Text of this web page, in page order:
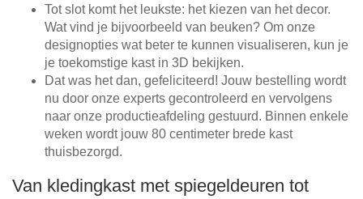
Tot slot komt het leukste: het kiezen van het decor.
Wat vind je bijvoorbeeld van beuken? Om onze
designopties wat beter te kunnen visualiseren, kun je
je toekomstige kast in 3D bekijken.
Dat was het dan, gefeliciteerd! Jouw bestelling wordt
nu door onze experts gecontroleerd en vervolgens
naar onze productieafdeling gestuurd. Binnen enkele
weken wordt jouw 80 centimeter brede kast
thuisbezorgd.
Van kledingkast met spiegeldeuren tot